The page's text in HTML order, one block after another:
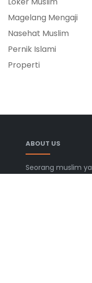
Magelang Mengaji
Nasehat Muslim
Pernik Islami
Properti
ABOUT US
Seorang muslim